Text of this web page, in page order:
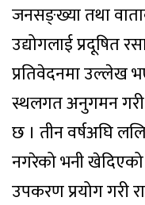
जनसङ्ख्या तथा
उद्योगलाई प्रदूषित
प्रतिवेदनमा उल्लेख
स्थलगत अनुगमन गरी
छ । तीन वर्षअघि
नगरेको भनी खेदिएको
उपकरण प्रयोग गरी